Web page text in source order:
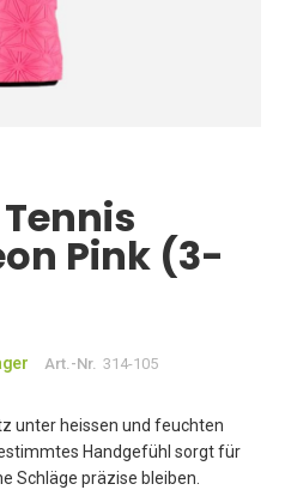
Pink (3-
Art.-Nr. 314-105
unter heissen und feuchten
Handgefühl sorgt für
Schläge präzise bleiben.